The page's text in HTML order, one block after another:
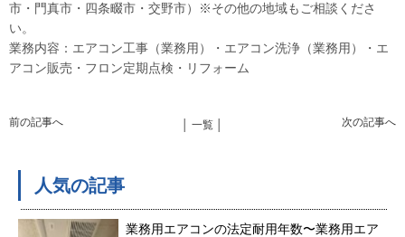
市・門真市・四条畷市・交野市）※その他の地域もご相談くださ
い。
業務内容：エアコン工事（業務用）・エアコン洗浄（業務用）・エ
アコン販売・フロン定期点検・リフォーム
前の記事へ 次の記事へ
│ 一覧 │
人気の記事
業務用エアコンの法定耐用年数〜業務用エア